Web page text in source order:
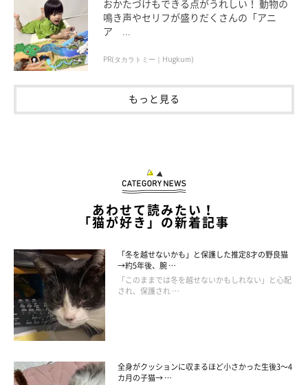
おかたづけもできる点がうれしい！ 動物の
鳴き声やセリフが盛りだくさんの「アニ
ア ...
PR(タカラトミー｜Hugkum)
もっと見る
あわせて読みたい！
「猫が好き」の新着記事
「冬を越せないかも」と保護した推定8才の野良猫
→約5年後、腕 …
「このままでは冬を越せないかもしれない」と心配
され、保護され …
全身がクッションに収まるほど小さかった生後3～4
カ月の子猫→ …